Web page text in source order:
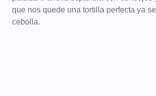
que nos quede una tortilla perfecta ya
cebolla.